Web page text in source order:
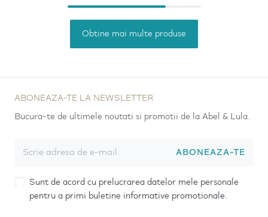
Obtine mai multe produse
ABONEAZA-TE LA NEWSLETTER
Bucura-te de ultimele noutati si promotii de la Abel & Lula.
ABONEAZA-TE
Sunt de acord cu prelucrarea datelor mele personale
pentru a primi buletine informative promotionale.